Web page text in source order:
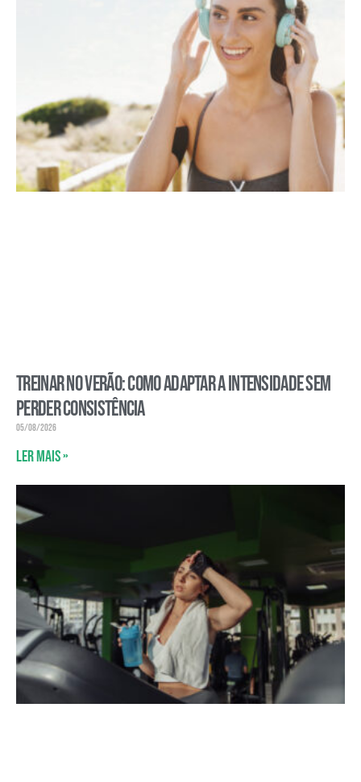
Treinar no verão: como adaptar a intensidade sem
perder consistência
05/08/2026
Ler mais »